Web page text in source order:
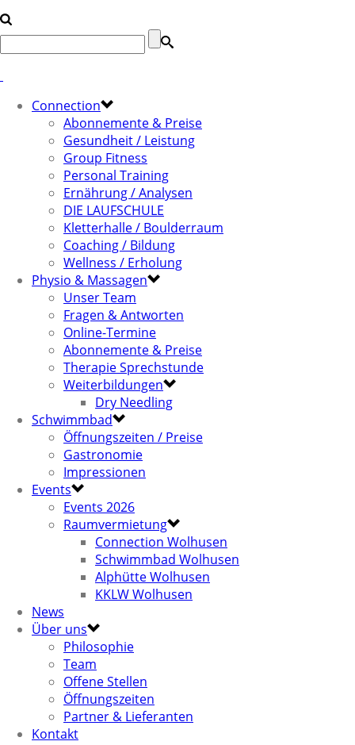
Connection
Abonnemente & Preise
Gesundheit / Leistung
Group Fitness
Personal Training
Ernährung / Analysen
DIE LAUFSCHULE
Kletterhalle / Boulderraum
Coaching / Bildung
Wellness / Erholung
Physio & Massagen
Unser Team
Fragen & Antworten
Online-Termine
Abonnemente & Preise
Therapie Sprechstunde
Weiterbildungen
Dry Needling
Schwimmbad
Öffnungszeiten / Preise
Gastronomie
Impressionen
Events
Events 2026
Raumvermietung
Connection Wolhusen
Schwimmbad Wolhusen
Alphütte Wolhusen
KKLW Wolhusen
News
Über uns
Philosophie
Team
Offene Stellen
Öffnungszeiten
Partner & Lieferanten
Kontakt